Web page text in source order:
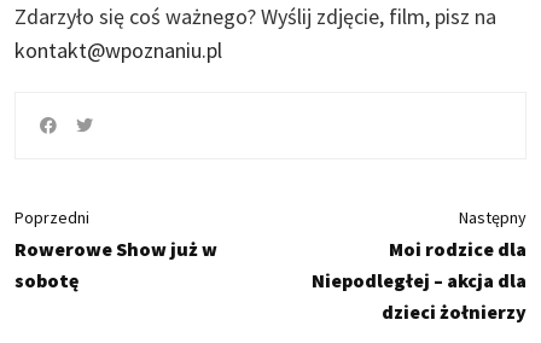
Zdarzyło się coś ważnego?Wyślij zdjęcie, film, pisz na
kontakt@wpoznaniu.pl
Poprzedni
Rowerowe Show już w
sobotę
Następny
Moi rodzice dla
Niepodległej – akcja dla
dzieci żołnierzy